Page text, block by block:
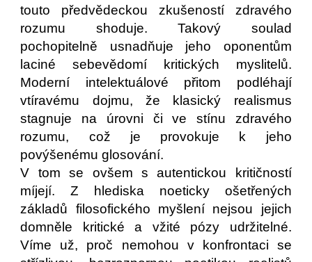
touto předvědeckou zkušeností zdravého
rozumu shoduje. Takový soulad
pochopitelně usnadňuje jeho oponentům
laciné sebevědomí kritických myslitelů.
Moderní intelektuálové přitom podléhají
vtíravému dojmu, že klasický realismus
stagnuje na úrovni či ve stínu zdravého
rozumu, což je provokuje k jeho
povýšenému glosování.
V tom se ovšem s autentickou kritičností
míjejí. Z hlediska noeticky ošetřených
základů filosofického myšlení nejsou jejich
domněle kritické a vžité pózy udržitelné.
Víme už, proč nemohou v konfrontaci se